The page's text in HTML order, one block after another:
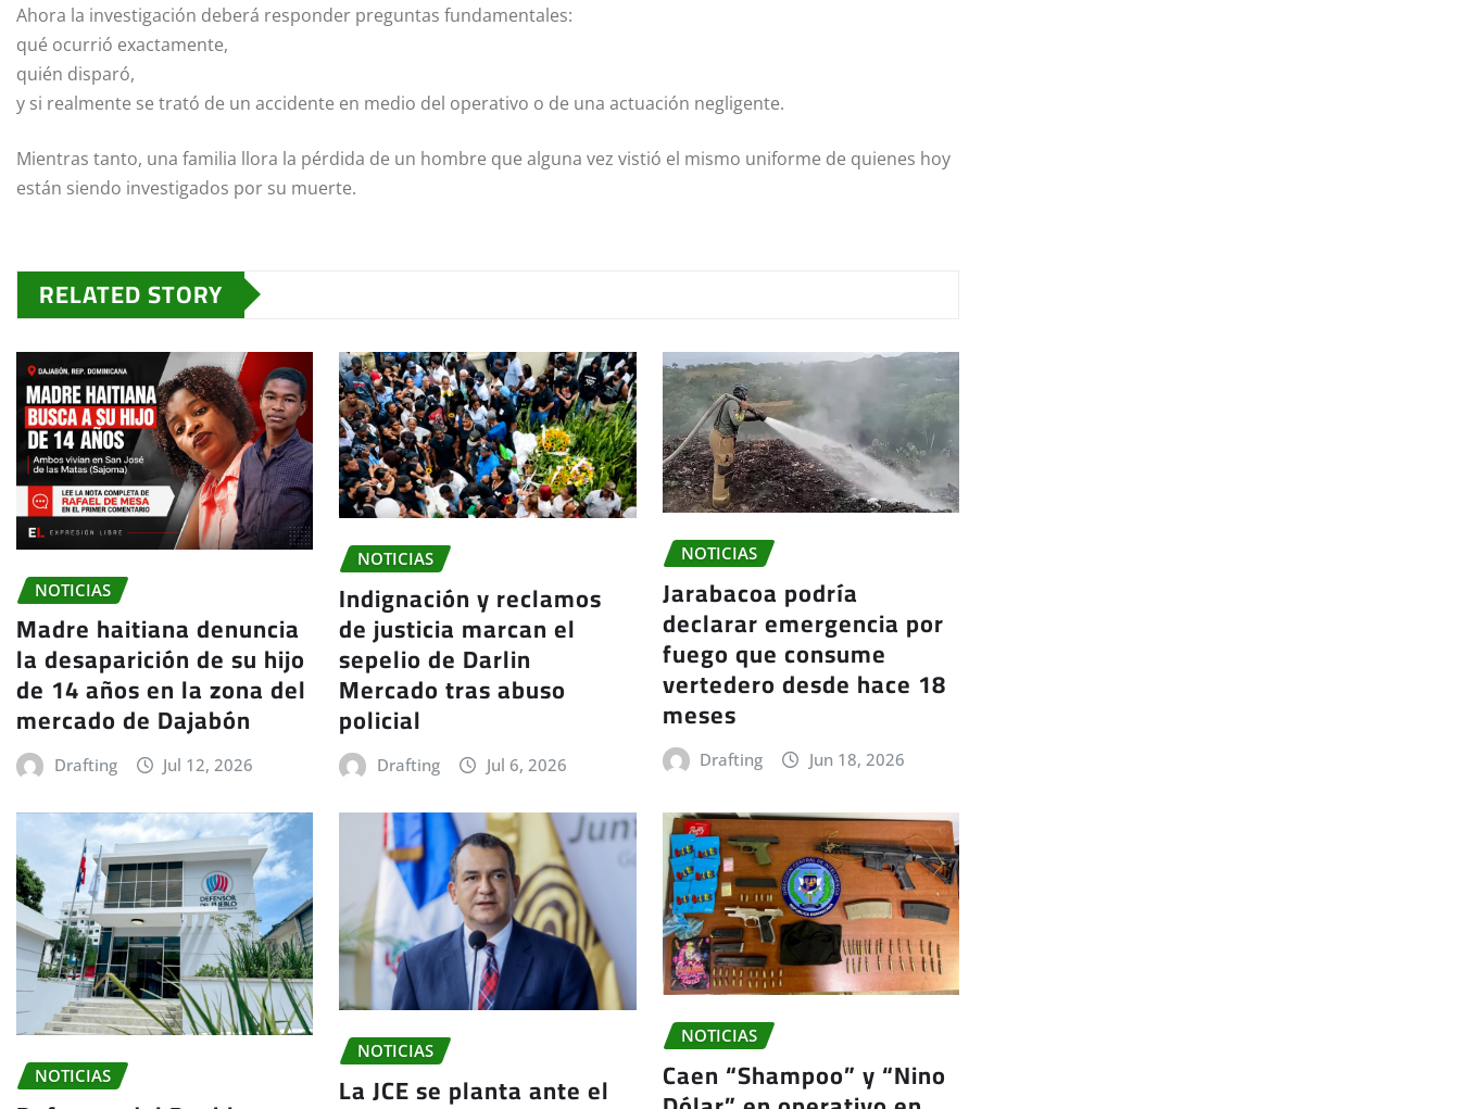
Ahora la investigación deberá responder preguntas fundamentales:
qué ocurrió exactamente,
quién disparó,
y si realmente se trató de un accidente en medio del operativo o de una actuación negligente.
Mientras tanto, una familia llora la pérdida de un hombre que alguna vez vistió el mismo uniforme de quienes hoy
están siendo investigados por su muerte.
RELATED STORY
NOTICIAS
Madre haitiana denuncia
la desaparición de su hijo
de 14 años en la zona del
mercado de Dajabón
Drafting Jul 12, 2026
NOTICIAS
Indignación y reclamos
de justicia marcan el
sepelio de Darlin
Mercado tras abuso
policial
Drafting Jul 6, 2026
NOTICIAS
Jarabacoa podría
declarar emergencia por
fuego que consume
vertedero desde hace 18
meses
Drafting Jun 18, 2026
NOTICIAS
NOTICIAS
La JCE se planta ante el
NOTICIAS
Caen “Shampoo” y “Nino